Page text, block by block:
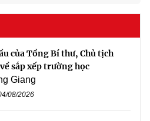
của Tổng Bí thư, Chủ tịch
sắp xếp trường học
Giang
08/2026